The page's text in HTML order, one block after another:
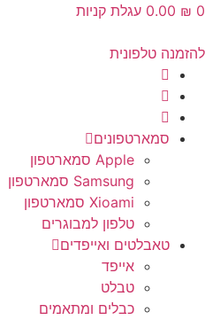
‎0.00 עגלת קניות
טלפונית
סמארטפונים
Apple סמארטפון
Samsung סמארטפון
Xioami סמארטפון
טלפון למבוגרים
טאבלטים ואייפדים
אייפד
טבלט
כבלים ומתאמים